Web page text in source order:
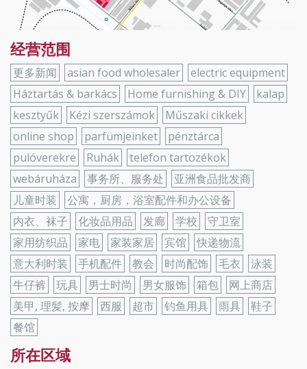
经营范围
更多新闻 asian food wholesaler
electric equipment
Háztartás & barkács
Home furnishing & DIY
kalap
kesztyűk
Kézi szerszámok
Műszaki cikkek
online shop
parfümjeinket
pénztárca
pulóverekre
Ruhák
telefon tartozékok
webáruháza
事务所、服务处
亚洲食品批发商
儿童时装
公寓，厨房，浴室配件和办公设备
内衣、袜子
化妆品用品 发廊 学校
守卫室
家用纺织品
家电 家装家居 宾馆
快递物流
意大利时装
手机配件 教会 时尚配饰 毛衣
泳装
牛仔裤
玩具 男士时尚 男女服饰 箱包
网上商店
美甲, 理髪, 按摩
西服 超市 钓鱼用具 雨具
鞋子
餐馆
所在区域